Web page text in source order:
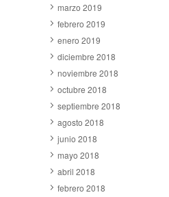
marzo 2019
febrero 2019
enero 2019
diciembre 2018
noviembre 2018
octubre 2018
septiembre 2018
agosto 2018
junio 2018
mayo 2018
abril 2018
febrero 2018